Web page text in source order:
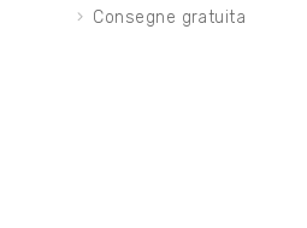
Consegne gratuita